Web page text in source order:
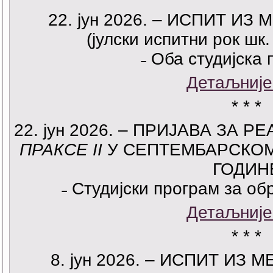
22. јун 2026. – ИСПИТ ИЗ
(јулски испитни рок
˗ Оба студијска
* * *
22. јун 2026. – ПРИЈАВА ЗА
ПРАКСЕ II У
˗ Студијски програм за
* * *
8. јун 2026. – ИСПИТ ИЗ